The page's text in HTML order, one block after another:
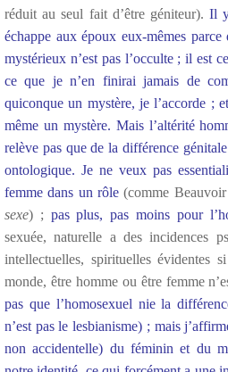
réduit au seul fait d’être géniteur). Il
échappe aux époux eux-mêmes
mystérieux n’est pas l’occulte ; il est
ce que je n’en finirai jamais de
quiconque un mystère, je l’accorde ;
même un mystère. Mais l’altérité
relève pas que de la différence
ontologique. Je ne veux pas
femme dans un rôle (comme
sexe) ; pas plus, pas moins pour
sexuée, naturelle a des incidences
intellectuelles, spirituelles évidentes
monde, être homme ou être femme
pas que l’homosexuel nie la
n’est pas le lesbianisme) ; mais
non accidentelle) du féminin et du